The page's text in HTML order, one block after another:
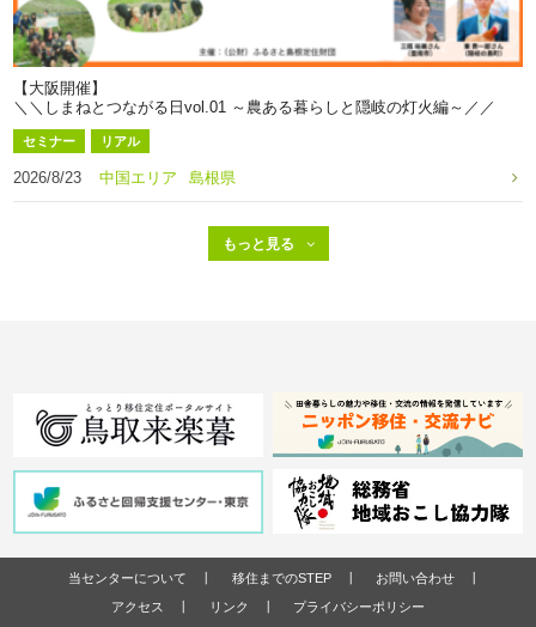
【大阪開催】
＼＼しまねとつながる日vol.01 ～農ある暮らしと隠岐の灯火編～／／
セミナー リアル
2026/8/23 中国エリア 島根県
当センターについて 移住までのSTEP
お問い合わせ
アクセス
リンク プライバシーポリシー